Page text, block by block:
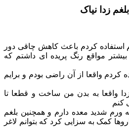
زدا نیاک
استفاده کردم باعث کاهش چاقی دور
مواقع رنگ پریده ای داشتم که
کردم واقعا از آن راضی بودم و برایم
واقعا به بدن من ساخت و قطعا تا
کنم
شدید معده دارم و همچنین بلغم
کمک به سزایی کرد که بتوانم لاغر